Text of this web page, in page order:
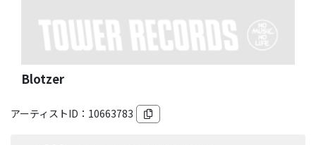
Blotzer
アーティストID： 10663783